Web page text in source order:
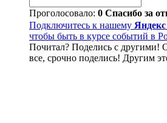
Проголосовало: 0 Спасибо за
Подключитесь к нашему
чтобы быть в курсе событий в
Почитал? Поделись с другими!
все, срочно поделись! Другим